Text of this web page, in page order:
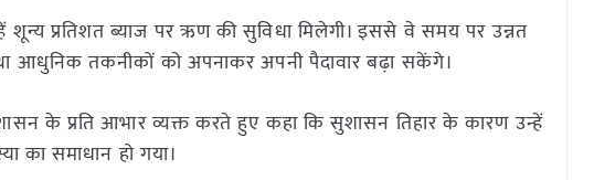
शून्य प्रतिशत ब्याज पर ऋण की सुविधा मिलेगी। इससे वे समय पर उन्नत
तकनीकों को अपनाकर अपनी पैदावार बढ़ा सकेंगे।
के प्रति आभार व्यक्त करते हुए कहा कि सुशासन तिहार के कारण उन्हें
का समाधान हो गया।